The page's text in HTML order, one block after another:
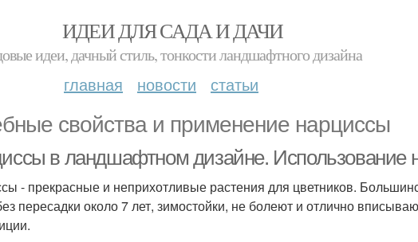
ИДЕИ ДЛЯ САДА И ДАЧИ
идеи, дачный стиль, тонкости ландшафтного дизайна
главная новости статьи
свойства и применение нарциссы
в ландшафтном дизайне. Использование
- прекрасные и неприхотливые растения для цветников.
пересадки около 7 лет, зимостойки, не болеют и отлично